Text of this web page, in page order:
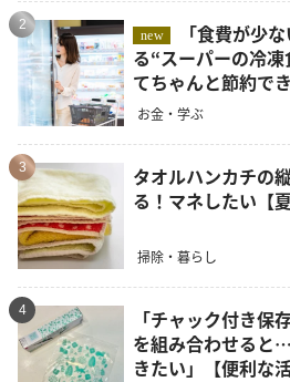
2
new
る“スーパーの冷
てちゃんと節約でき
お金・学ぶ
3
タオルハンカチの
る！マネしたい【
掃除・暮らし
4
「チャック付き保
を組み合わせると
きたい」【便利な活